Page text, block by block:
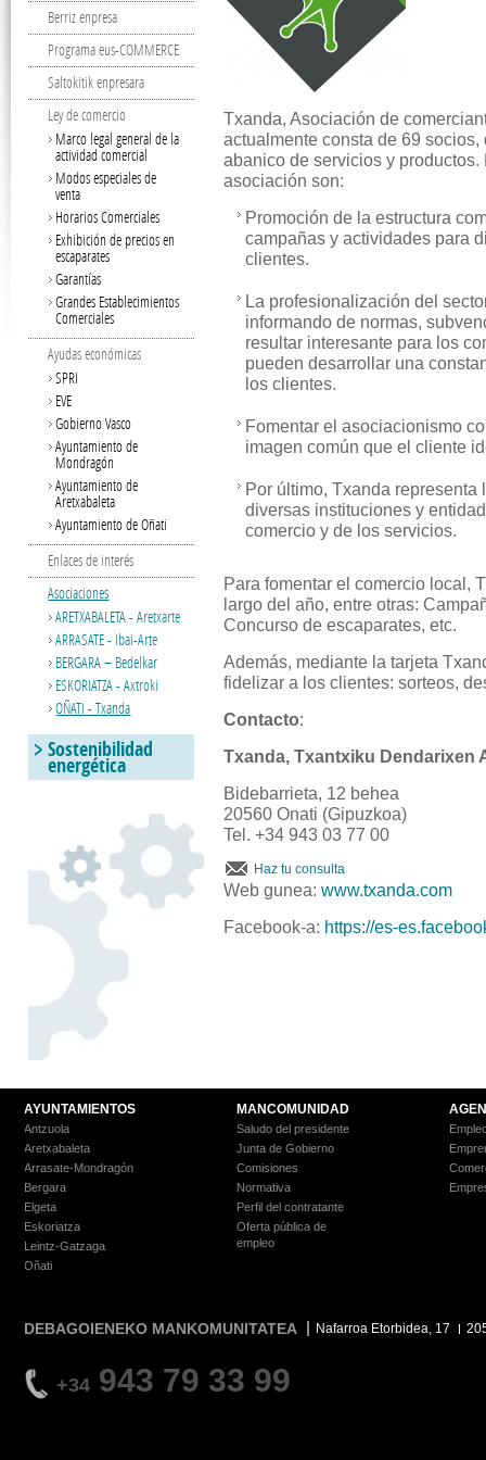
Txanda, Asociación de
actualmente consta de 69
abanico de servicios y
asociación son:
Promoción de la estructura
campañas y actividades para
clientes.
La profesionalización del
informando de normas,
resultar interesante para los
pueden desarrollar una
los clientes.
Fomentar el asociacionismo
imagen común que el cliente
Por último, Txanda
diversas instituciones y
comercio y de los servicios.
Para fomentar el comercio local,
largo del año, entre otras:
Concurso de escaparates, etc.
Además, mediante la tarjeta
fidelizar a los clientes: sorteos,
Contacto:
Txanda, Txantxiku Dendarixen
Bidebarrieta, 12 behea
20560 Onati (Gipuzkoa)
Tel. +34 943 03 77 00
Haz tu consulta
Web gunea:www.txanda.com
Facebook-a: https://es-
Berriz enpresa
Programa eus-COMMERCE
Saltokitik enpresara
Ley de comercio
Marco legal general de la
actividad comercial
Modos especiales de
venta
Horarios Comerciales
Exhibición de precios en
escaparates
Garantías
Grandes Establecimientos
Comerciales
Ayudas económicas
SPRI
EVE
Gobierno Vasco
Ayuntamiento de
Mondragón
Ayuntamiento de
Aretxabaleta
Ayuntamiento de Oñati
Enlaces de interés
Asociaciones
ARETXABALETA - Aretxarte
ARRASATE - Ibai-Arte
BERGARA – Bedelkar
ESKORIATZA - Axtroki
OÑATI - Txanda
Sostenibilidad
energética
AYUNTAMIENTOS
Antzuola
Aretxabaleta
Arrasate-Mondragón
Bergara
Elgeta
Eskoriatza
Leintz-Gatzaga
Oñati
MANCOMUNIDAD
Saludo del presidente
Junta de Gobierno
Comisiones
Normativa
Perfil del contratante
Oferta pública de
empleo
DEBAGOIENEKO MANKOMUNITATEA Nafarroa Etorbidea, 17
+34 943 79 33 99